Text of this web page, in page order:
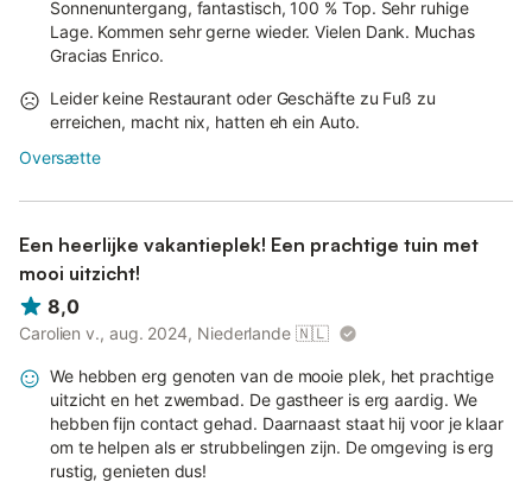
Sonnenuntergang, fantastisch, 100 % Top. Sehr ruhige
Lage. Kommen sehr gerne wieder. Vielen Dank. Muchas
Gracias Enrico.
Leider keine Restaurant oder Geschäfte zu Fuß zu
erreichen, macht nix, hatten eh ein Auto.
Oversætte
Een heerlijke vakantieplek! Een prachtige tuin met
mooi uitzicht!
8,0
Carolien v., aug. 2024, Niederlande 🇳🇱
We hebben erg genoten van de mooie plek, het prachtige
uitzicht en het zwembad. De gastheer is erg aardig. We
hebben fijn contact gehad. Daarnaast staat hij voor je klaar
om te helpen als er strubbelingen zijn. De omgeving is erg
rustig, genieten dus!